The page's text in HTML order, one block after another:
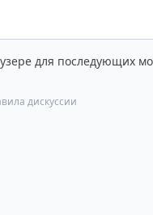
для последующих
дискуссии